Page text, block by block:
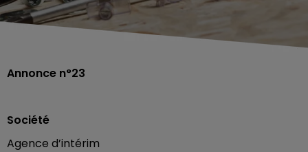
Annonce n°23
Société
Agence d’intérim